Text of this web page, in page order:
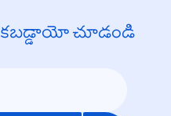
చూడండి